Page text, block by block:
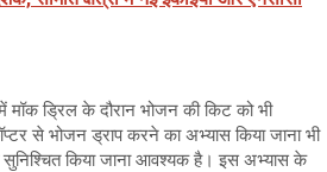
मॉक ड्रिल के दौरान भोजन की किट को भी
से भोजन ड्राप करने का अभ्यास किया जाना भी
सुनिश्चित किया जाना आवश्यक है। इस अभ्यास के